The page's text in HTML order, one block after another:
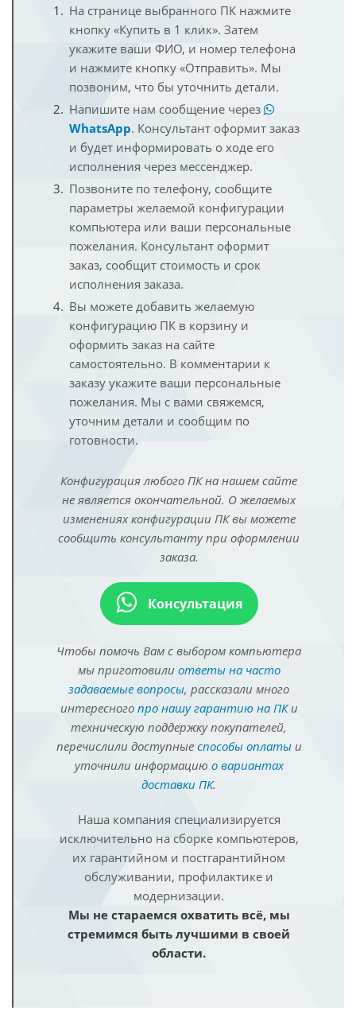
На странице выбранного ПК нажмите
кнопку «Купить в 1 клик». Затем
укажите ваши ФИО, и номер телефона
и нажмите кнопку «Отправить». Мы
позвоним, что бы уточнить детали.
Напишите нам сообщение через
WhatsApp. Консультант оформит заказ
и будет информировать о ходе его
исполнения через мессенджер.
Позвоните по телефону, сообщите
параметры желаемой конфигурации
компьютера или ваши персональные
пожелания. Консультант оформит
заказ, сообщит стоимость и срок
исполнения заказа.
Вы можете добавить желаемую
конфигурацию ПК в корзину и
оформить заказ на сайте
самостоятельно. В комментарии к
заказу укажите ваши персональные
пожелания. Мы с вами свяжемся,
уточним детали и сообщим по
готовности.
Конфигурация любого ПК на нашем сайте
не является окончательной. О желаемых
изменениях конфигурации ПК вы можете
сообщить консультанту при оформлении
заказа.
Консультация
Чтобы помочь Вам с выбором компьютера
мы приготовили ответы на часто
задаваемые вопросы, рассказали много
интересного про нашу гарантию на ПКи
техническую поддержку покупателей,
перечислили доступные способы оплатыи
уточнили информацию о вариантах
доставки ПК.
Наша компания специализируется
исключительно на сборке компьютеров,
их гарантийном и постгарантийном
обслуживании, профилактике и
модернизации.
Мы не стараемся охватить всё, мы
стремимся быть лучшими в своей
области.